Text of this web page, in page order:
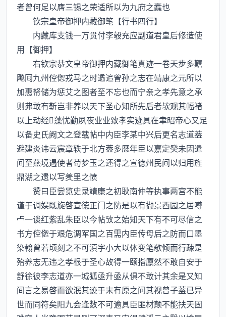
者曾何足以膺三锡之荣适所以为九府之蠧也
钦宗皇帝御押内藏御笔【行书四行】
内藏库支钱一万贯付李彀充应副道君皇后修造使
用【御押】
右钦宗恭文皇帝御押内藏御笔真迹一卷天步多囏
飚囘九州倥偬戎马之时遹追曾孙之志在靖康之元所以
加惠帑储为惩艾之图者至不忘也而宁亲之孝先意之承
则弗敢有靳岂非养以天下圣心知所先后者欤观其幅褚
以上动经藻忧勤夙夜业业致孝实迹具在聿昭帝心又足
以备史氏阙文之登载帖中内臣李某中兴后更名志道葢
避建炎讳云宸章轶于北方葢多厯年臣以嘉定癸未因遣
间至燕境遇使者苟梦玉之还得之宣徳州民间以归用旌
鼎湖之遗以写羑里之愤
赞曰臣尝览史录靖康之初耿南仲等执事两宫不能
谨于调娱既旋啓宣徳正门之防是以有撷景西园之居噂
一谈红紫乱朱臣以今帖攷之始知天下有不可尽信之
书方倥偬于艰危调军国之百需内臣传母后之防而口墨
染翰曾若顷刻之不可湏字小大以体变笔欹倾而行疎是
殆养志无违之孝根于圣心故得一颐指廪然不敢自安于
舒徐彼李志道亦一城狐亟升亟从俱不敢计其余是又知
间言之易啓而欲泯其迹于末有原之问其视曾子葢已异
世而同符矣阳九会逢数不可逾具臣匪材颠不能扶天固